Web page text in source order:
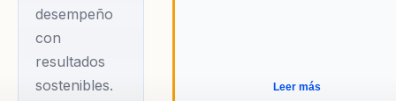
liderazgo.
Su propuesta
pone en el centro
desempeño
con
resultados
sostenibles.
Leer más